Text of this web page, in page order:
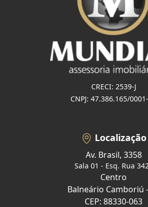
CRECI: 2539-J
CNPJ: 47.386.165/
Localização
Av. Brasil, 3358
Sala 01 - Esq. Rua
Centro
Balneário Camboriú
CEP: 88330-063